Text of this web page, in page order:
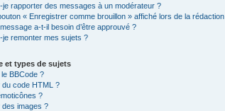
je rapporter des messages à un modérateur ?
« Enregistrer comme brouillon » affiché lors de la rédaction
a-t-il besoin d’être approuvé ?
je remonter mes sujets ?
et types de sujets
BBCode ?
du code HTML ?
?
des images ?